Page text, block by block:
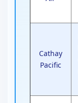
Cathay
Pacific